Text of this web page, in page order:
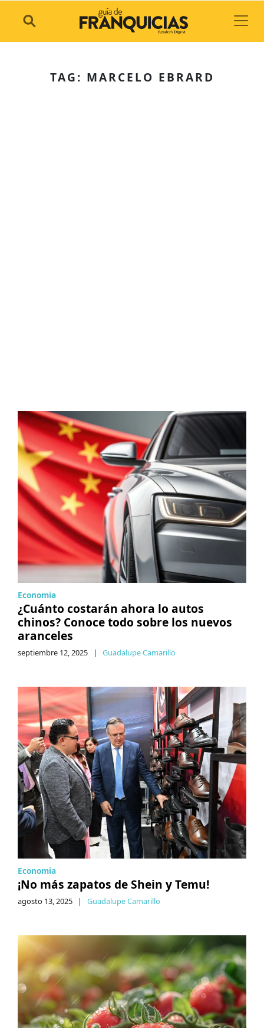
TAG: MARCELO EBRARD
Economia
¿Cuánto costarán ahora lo autos
chinos? Conoce todo sobre los nuevos
aranceles
septiembre 12, 2025 | Guadalupe Camarillo
Economia
¡No más zapatos de Shein y Temu!
agosto 13, 2025 | Guadalupe Camarillo